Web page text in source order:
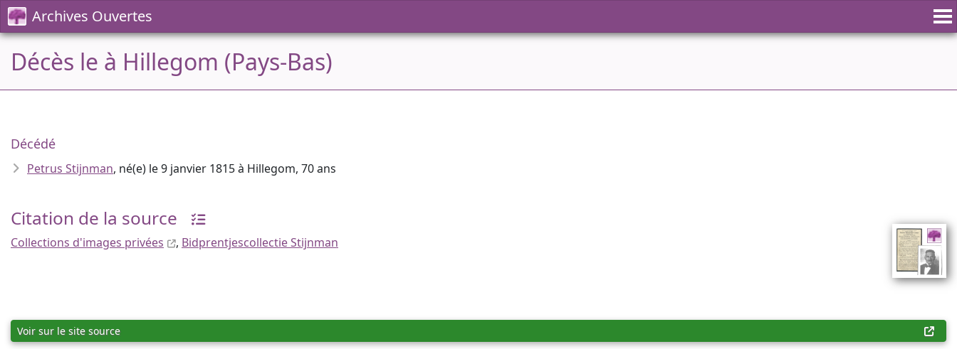
Archives Ouvertes
Décès le à Hillegom (Pays-Bas)
Décédé
Petrus Stijnman, né(e) le 9 janvier 1815 à Hillegom, 70 ans
Citation de la source
Collections d'images privées , Bidprentjescollectie Stijnman
Voir sur le site source